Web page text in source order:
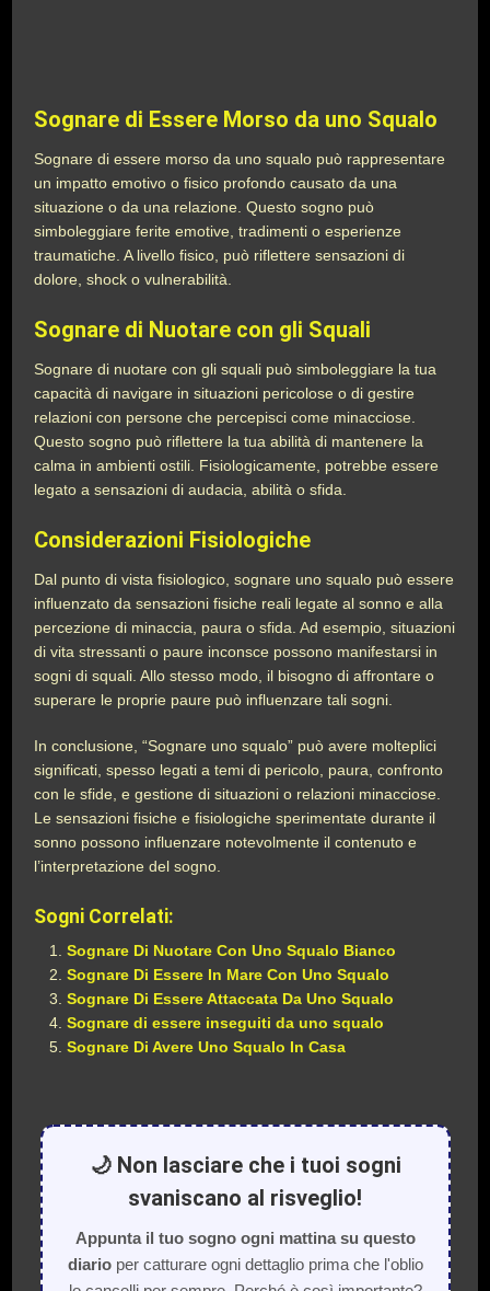
Sognare di Essere Morso da uno Squalo
Sognare di essere morso da uno squalo può rappresentare
un impatto emotivo o fisico profondo causato da una
situazione o da una relazione. Questo sogno può
simboleggiare ferite emotive, tradimenti o esperienze
traumatiche. A livello fisico, può riflettere sensazioni di
dolore, shock o vulnerabilità.
Sognare di Nuotare con gli Squali
Sognare di nuotare con gli squali può simboleggiare la tua
capacità di navigare in situazioni pericolose o di gestire
relazioni con persone che percepisci come minacciose.
Questo sogno può riflettere la tua abilità di mantenere la
calma in ambienti ostili. Fisiologicamente, potrebbe essere
legato a sensazioni di audacia, abilità o sfida.
Considerazioni Fisiologiche
Dal punto di vista fisiologico, sognare uno squalo può essere
influenzato da sensazioni fisiche reali legate al sonno e alla
percezione di minaccia, paura o sfida. Ad esempio, situazioni
di vita stressanti o paure inconsce possono manifestarsi in
sogni di squali. Allo stesso modo, il bisogno di affrontare o
superare le proprie paure può influenzare tali sogni.
In conclusione, “Sognare uno squalo” può avere molteplici
significati, spesso legati a temi di pericolo, paura, confronto
con le sfide, e gestione di situazioni o relazioni minacciose.
Le sensazioni fisiche e fisiologiche sperimentate durante il
sonno possono influenzare notevolmente il contenuto e
l’interpretazione del sogno.
Sogni Correlati:
Sognare Di Nuotare Con Uno Squalo Bianco
Sognare Di Essere In Mare Con Uno Squalo
Sognare Di Essere Attaccata Da Uno Squalo
Sognare di essere inseguiti da uno squalo
Sognare Di Avere Uno Squalo In Casa
🌙 Non lasciare che i tuoi sogni
svaniscano al risveglio!
Appunta il tuo sogno ogni mattina su questo
diarioper catturare ogni dettaglio prima che l'oblio